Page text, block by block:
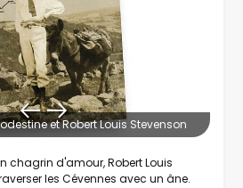
et Robert Louis Stevenson
chagrin d'amour, Robert Louis
les Cévennes avec un âne.